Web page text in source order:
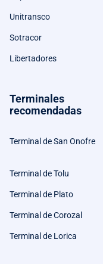
Unitransco
Sotracor
Libertadores
Terminales
recomendadas
Terminal de San Onofre
Terminal de Tolu
Terminal de Plato
Terminal de Corozal
Terminal de Lorica